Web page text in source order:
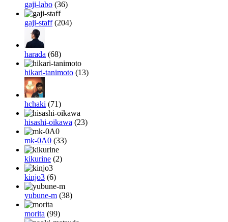
gaji-labo (36)
gaji-staff(204)
harada (68)
hikari-tanimoto (13)
hchaki (71)
hisashi-oikawa (23)
mk-0A0 (33)
kikurine (2)
kinjo3 (6)
yubune-m (38)
morita (99)